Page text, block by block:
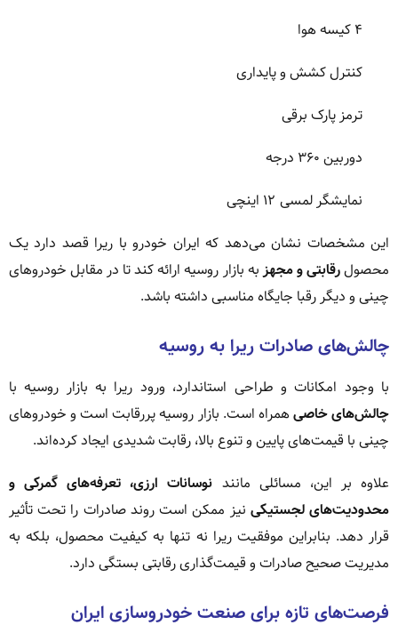
۴ کیسه هوا
کنترل کشش و پایداری
ترمز پارک برقی
دوربین ۳۶۰ درجه
نمایشگر لمسی ۱۲ اینچی
این مشخصات نشان می‌دهد که ایران خودرو با ریرا قصد دارد یک
محصولرقابتی و مجهزبه بازار روسیه ارائه کند تا در مقابل خودروهای
چینی و دیگر رقبا جایگاه مناسبی داشته باشد.
چالش‌های صادرات ریرا به روسیه
با وجود امکانات و طراحی استاندارد، ورود ریرا به بازار روسیه با
چالش‌های خاصی همراه است. بازار روسیه پررقابت است و خودروهای
چینی با قیمت‌های پایین و تنوع بالا، رقابت شدیدی ایجاد کرده‌اند.
علاوه بر این، مسائلی مانند نوسانات ارزی، تعرفه‌های گمرکی و
محدودیت‌های لجستیکی نیز ممکن است روند صادرات را تحت تأثیر
قرار دهد. بنابراین موفقیت ریرا نه تنها به کیفیت محصول، بلکه به
مدیریت صحیح صادرات و قیمت‌گذاری رقابتی بستگی دارد.
فرصت‌های تازه برای صنعت خودروسازی ایران